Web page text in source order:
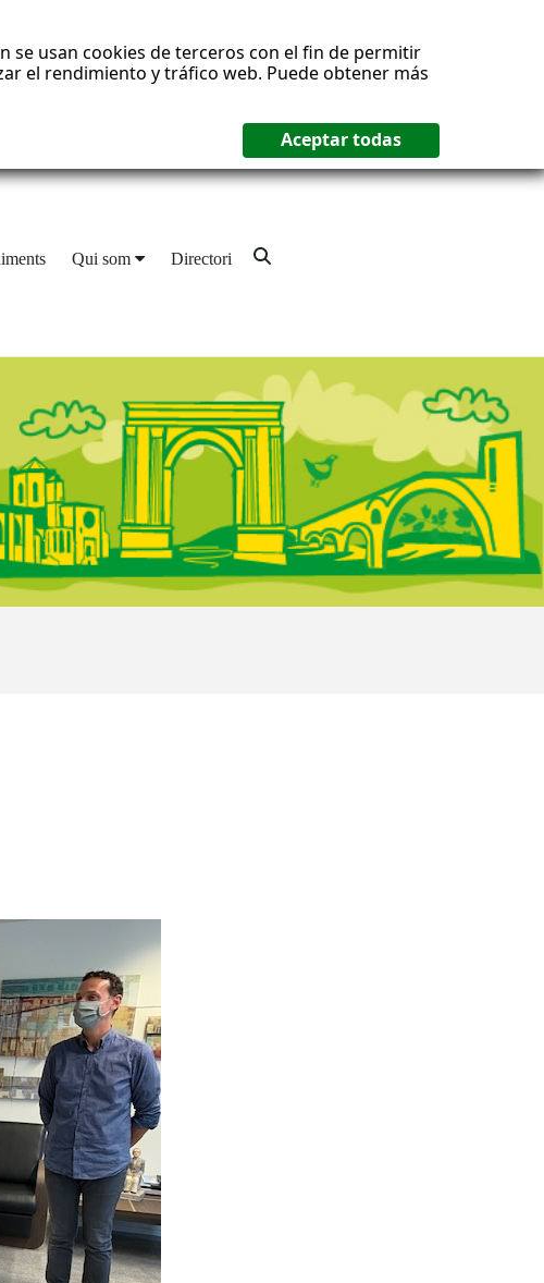
se usan cookies de terceros con el fin de permitir
el rendimiento y tráfico web. Puede obtener más
Qui som Directori